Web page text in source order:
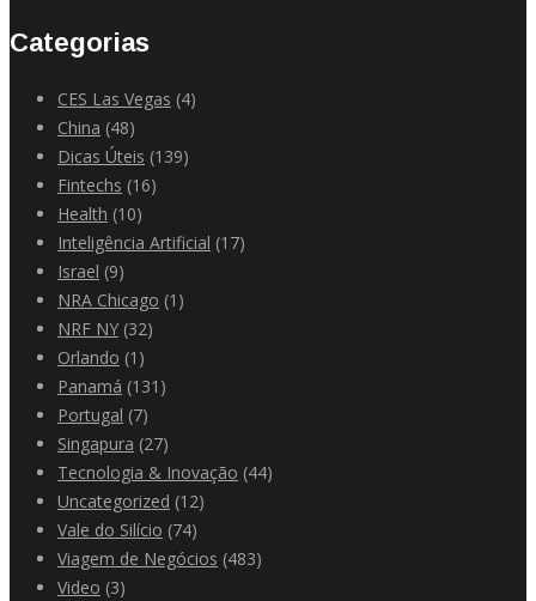
Categorias
CES Las Vegas (4)
China (48)
Dicas Úteis (139)
Fintechs (16)
Health (10)
Inteligência Artificial (17)
Israel (9)
NRA Chicago (1)
NRF NY (32)
Orlando (1)
Panamá (131)
Portugal (7)
Singapura (27)
Tecnologia & Inovação (44)
Uncategorized (12)
Vale do Silício (74)
Viagem de Negócios (483)
Video (3)